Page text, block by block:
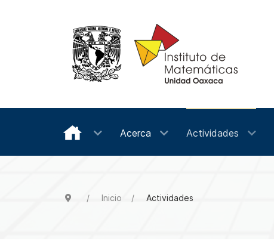
Acerca Actividades
Inicio Actividades